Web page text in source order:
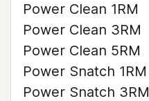
Power Clean 1RM
Power Clean 3RM
Power Clean 5RM
Power Snatch 1RM
Power Snatch 3RM